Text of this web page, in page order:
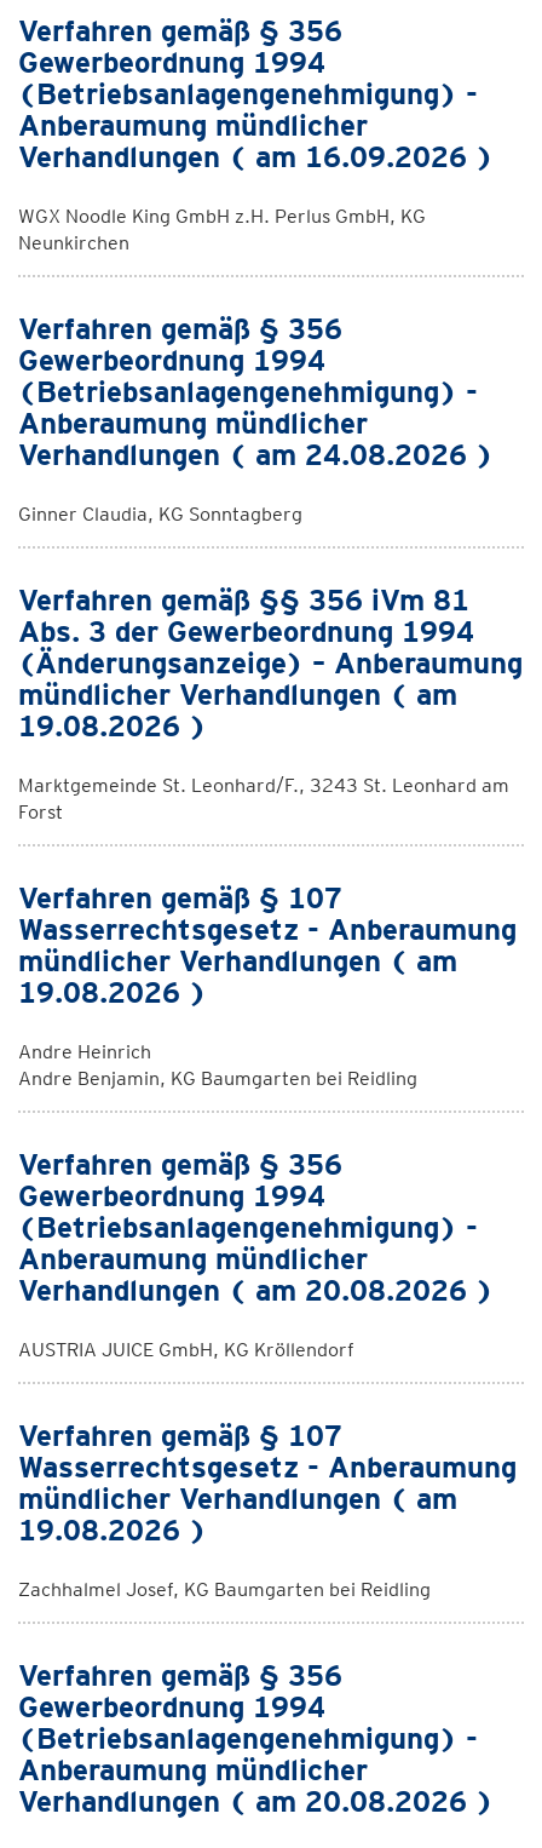
Verfahren gemäß § 356
Gewerbeordnung 1994
(Betriebsanlagengenehmigung) -
Anberaumung mündlicher
Verhandlungen ( am 16.09.2026 )
WGX Noodle King GmbH z.H. Perlus GmbH, KG
Neunkirchen
Verfahren gemäß § 356
Gewerbeordnung 1994
(Betriebsanlagengenehmigung) -
Anberaumung mündlicher
Verhandlungen ( am 24.08.2026 )
Ginner Claudia, KG Sonntagberg
Verfahren gemäß §§ 356 iVm 81
Abs. 3 der Gewerbeordnung 1994
(Änderungsanzeige) – Anberaumung
mündlicher Verhandlungen ( am
19.08.2026 )
Marktgemeinde St. Leonhard/F., 3243 St. Leonhard am
Forst
Verfahren gemäß § 107
Wasserrechtsgesetz - Anberaumung
mündlicher Verhandlungen ( am
19.08.2026 )
Andre Heinrich
Andre Benjamin, KG Baumgarten bei Reidling
Verfahren gemäß § 356
Gewerbeordnung 1994
(Betriebsanlagengenehmigung) -
Anberaumung mündlicher
Verhandlungen ( am 20.08.2026 )
AUSTRIA JUICE GmbH, KG Kröllendorf
Verfahren gemäß § 107
Wasserrechtsgesetz - Anberaumung
mündlicher Verhandlungen ( am
19.08.2026 )
Zachhalmel Josef, KG Baumgarten bei Reidling
Verfahren gemäß § 356
Gewerbeordnung 1994
(Betriebsanlagengenehmigung) -
Anberaumung mündlicher
Verhandlungen ( am 20.08.2026 )